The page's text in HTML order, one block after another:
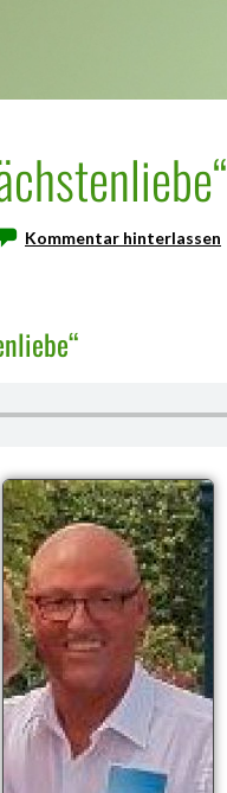
Kommentar hinterlassen